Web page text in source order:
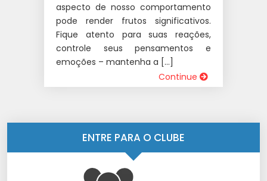
aspecto de nosso comportamento
pode render frutos significativos.
Fique atento para suas reações,
controle seus pensamentos e
emoções – mantenha a […]
Continue
ENTRE PARA O CLUBE